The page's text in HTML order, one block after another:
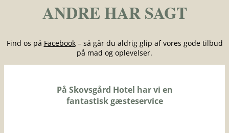
ANDRE HAR SAGT
Find os på Facebook– så går du aldrig glip af vores gode tilbud
på mad og oplevelser.
På Skovsgård Hotel har vi en
fantastisk gæsteservice